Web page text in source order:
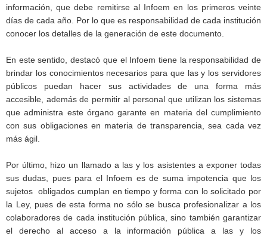
información, que debe remitirse al Infoem en los primeros veinte
días de cada año. Por lo que es responsabilidad de cada institución
conocer los detalles de la generación de este documento.
En este sentido, destacó que el Infoem tiene la responsabilidad de
brindar los conocimientos necesarios para que las y los servidores
públicos puedan hacer sus actividades de una forma más
accesible, además de permitir al personal que utilizan los sistemas
que administra este órgano garante en materia del cumplimiento
con sus obligaciones en materia de transparencia, sea cada vez
más ágil.
Por último, hizo un llamado a las y los asistentes a exponer todas
sus dudas, pues para el Infoem es de suma impotencia que los
sujetos obligados cumplan en tiempo y forma con lo solicitado por
la Ley, pues de esta forma no sólo se busca profesionalizar a los
colaboradores de cada institución pública, sino también garantizar
el derecho al acceso a la información pública a las y los